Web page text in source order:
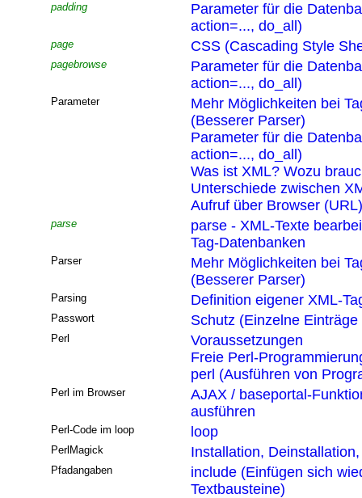
padding
Parameter für die
action=..., do_all)
page CSS (Cascading Style
pagebrowse
Parameter für die
action=..., do_all)
Parameter
Mehr Möglichkeiten bei
(Besserer Parser)
Parameter für die
action=..., do_all)
Was ist XML? Wozu
Unterschiede zwischen
Aufruf über Browser (URL)
parse
parse - XML-Texte
Tag-Datenbanken
Parser
Mehr Möglichkeiten bei
(Besserer Parser)
Parsing Definition eigener XML-
Passwort Schutz (Einzelne
Perl
Voraussetzungen
Freie Perl-
perl (Ausführen von
Perl im Browser
AJAX / baseportal-
ausführen
Perl-Code im loop loop
PerlMagick Installation,
Pfadangaben
include (Einfügen sich
Textbausteine)